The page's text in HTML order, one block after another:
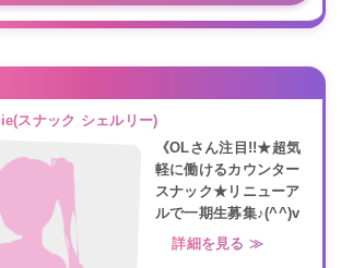
スナック シェルリー)
《OLさん注目!!★超気
軽に働けるカウンター
スナック★リニューア
ルで一期生募集♪(^^)v
詳細を見る ≫